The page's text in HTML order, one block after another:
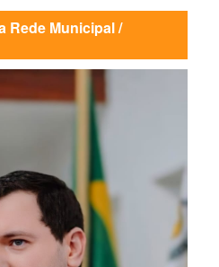
Rede Municipal /